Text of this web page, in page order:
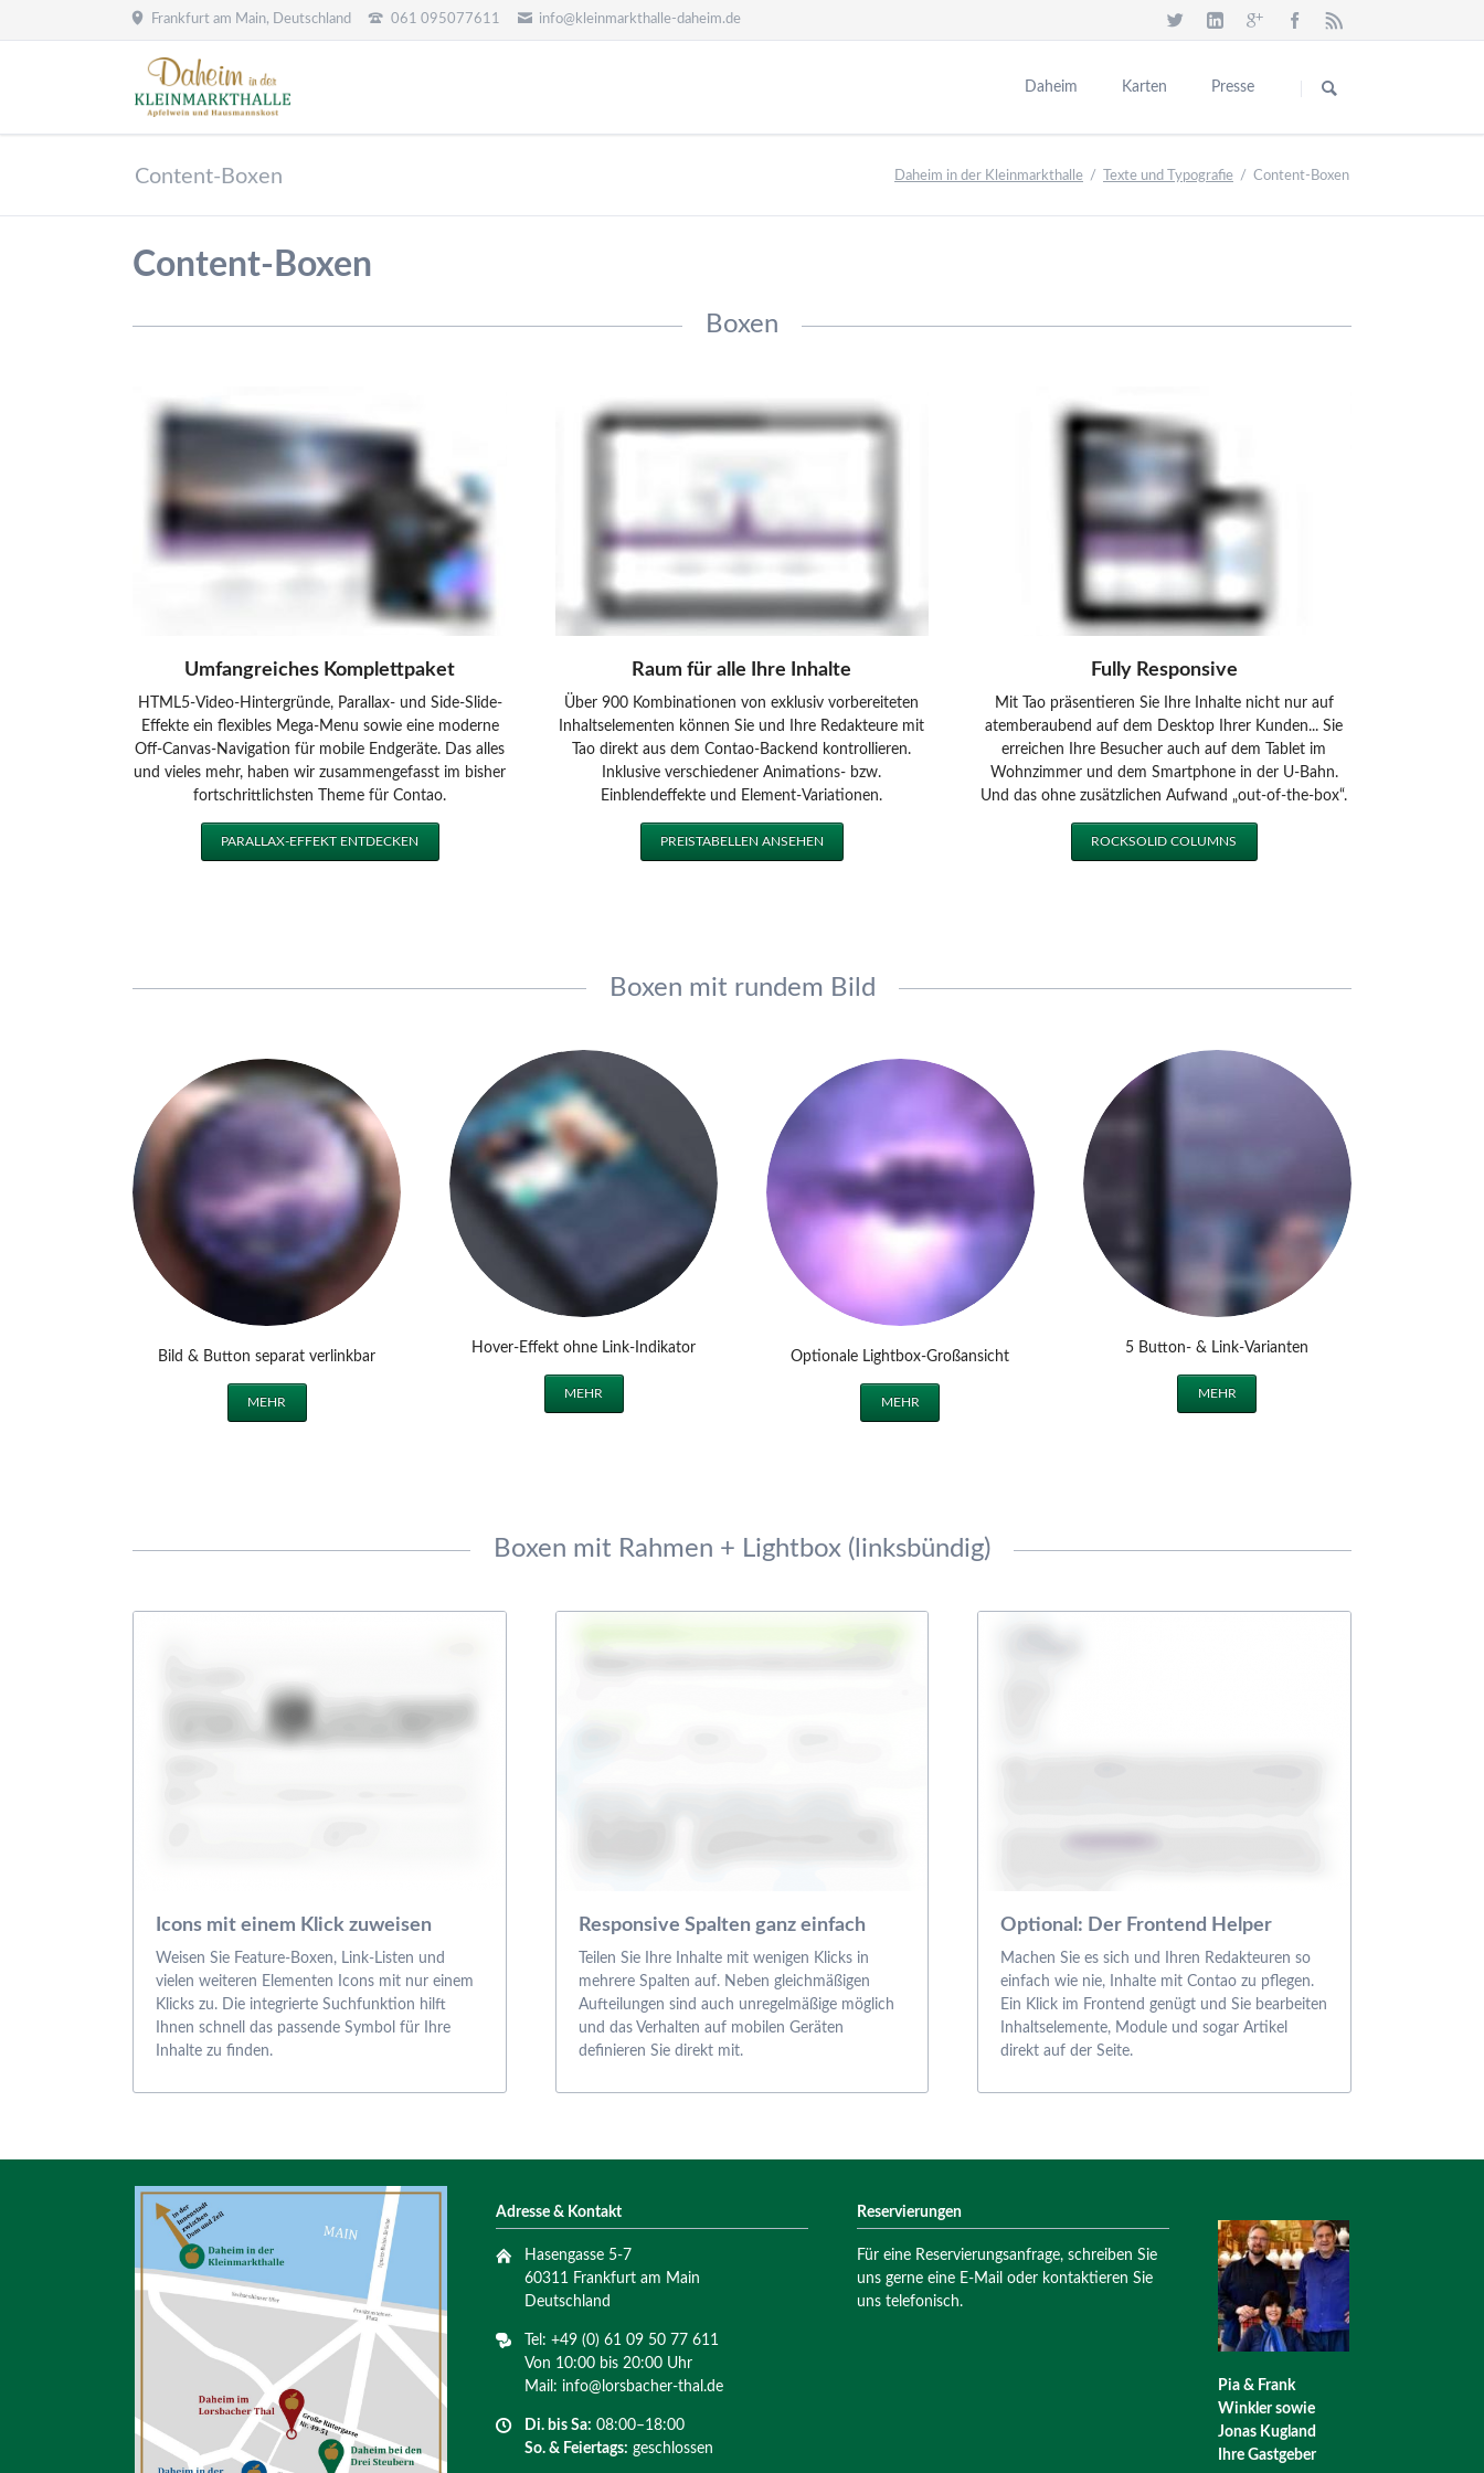
Frankfurt am Main, Deutschland 061 095077611 info@kleinmarkthalle-daheim.de
überspringen
Daheim Karten Presse
Content-Boxen Daheim in der Kleinmarkthalle Texte und Typografie Content-Boxen
Content-Boxen
Boxen
Umfangreiches Komplettpaket
HTML5-Video-Hintergründe, Parallax- und Side-Slide-
Effekte ein flexibles Mega-Menu sowie eine moderne
Off-Canvas-Navigation für mobile Endgeräte. Das alles
und vieles mehr, haben wir zusammengefasst im bisher
fortschrittlichsten Theme für Contao.
PARALLAX-EFFEKT ENTDECKEN
Raum für alle Ihre Inhalte
Über 900 Kombinationen von exklusiv vorbereiteten
Inhaltselementen können Sie und Ihre Redakteure mit
Tao direkt aus dem Contao-Backend kontrollieren.
Inklusive verschiedener Animations- bzw.
Einblendeffekte und Element-Variationen.
PREISTABELLEN ANSEHEN
Fully Responsive
Mit Tao präsentieren Sie Ihre Inhalte nicht nur auf
atemberaubend auf dem Desktop Ihrer Kunden... Sie
erreichen Ihre Besucher auch auf dem Tablet im
Wohnzimmer und dem Smartphone in der U-Bahn.
Und das ohne zusätzlichen Aufwand „out-of-the-box“.
ROCKSOLID COLUMNS
Boxen mit rundem Bild
Bild & Button separat verlinkbar
MEHR
Hover-Effekt ohne Link-Indikator
MEHR
Optionale Lightbox-Großansicht
MEHR
5 Button- & Link-Varianten
MEHR
Boxen mit Rahmen + Lightbox (linksbündig)
Icons mit einem Klick zuweisen
Weisen Sie Feature-Boxen, Link-Listen und
vielen weiteren Elementen Icons mit nur einem
Klicks zu. Die integrierte Suchfunktion hilft
Ihnen schnell das passende Symbol für Ihre
Inhalte zu finden.
Responsive Spalten ganz einfach
Teilen Sie Ihre Inhalte mit wenigen Klicks in
mehrere Spalten auf. Neben gleichmäßigen
Aufteilungen sind auch unregelmäßige möglich
und das Verhalten auf mobilen Geräten
definieren Sie direkt mit.
Optional: Der Frontend Helper
Machen Sie es sich und Ihren Redakteuren so
einfach wie nie, Inhalte mit Contao zu pflegen.
Ein Klick im Frontend genügt und Sie bearbeiten
Inhaltselemente, Module und sogar Artikel
direkt auf der Seite.
Adresse & Kontakt
Hasengasse 5-7
60311 Frankfurt am Main
Deutschland
Tel: +49 (0) 61 09 50 77 611
Von 10:00 bis 20:00 Uhr
Mail: info@lorsbacher-thal.de
Di. bisSa: 08:00–18:00
So. & Feiertags: geschlossen
Reservierungen
Für eine Reservierungsanfrage, schreiben Sie
uns gerne eine E-Mail oder kontaktieren Sie
uns telefonisch.
Pia & Frank
Winkler sowie
Jonas Kugland
Ihre Gastgeber